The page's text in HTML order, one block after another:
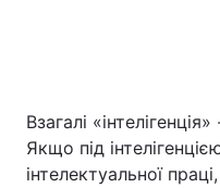
Взагалі
Якщо під
інтелектуальної